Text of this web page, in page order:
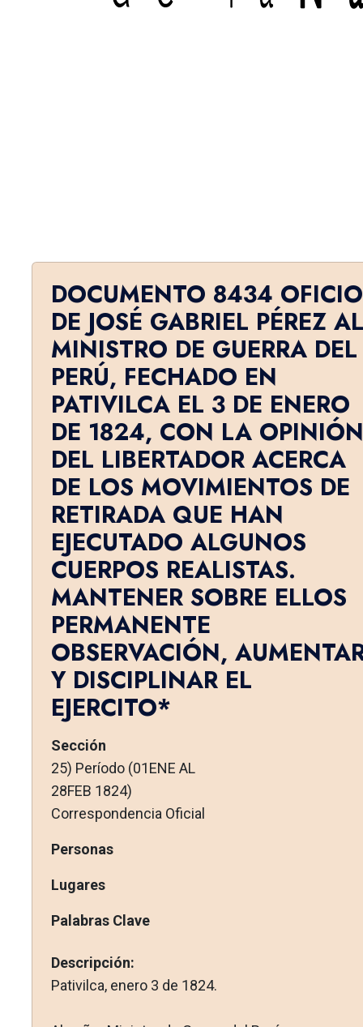
DOCUMENTO 8434 OFICIO
DE JOSÉ GABRIEL PÉREZ AL
MINISTRO DE GUERRA DEL
PERÚ, FECHADO EN
PATIVILCA EL 3 DE ENERO
DE 1824, CON LA OPINIÓN
DEL LIBERTADOR ACERCA
DE LOS MOVIMIENTOS DE
RETIRADA QUE HAN
EJECUTADO ALGUNOS
CUERPOS REALISTAS.
MANTENER SOBRE ELLOS
PERMANENTE
OBSERVACIÓN,
Y DISCIPLINAR EL
EJERCITO*
Sección
25) Período (01ENE AL
28FEB 1824)
Correspondencia Oficial
Personas
Lugares
Palabras Clave
Descripción:
Pativilca, enero 3 de 1824.